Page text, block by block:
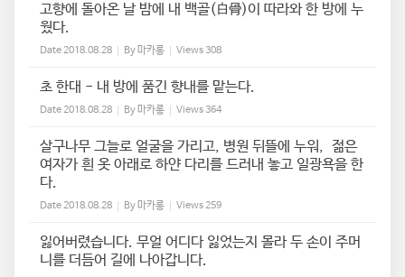
고향에 돌아온 날 밤에 내 백골(白骨)이 따라와 한 방에 누
웠다.
Date2018.08.28 By 마카롱 Views308
초 한대 - 내 방에 품긴 향내를 맡는다.
Date2018.08.28 By 마카롱 Views364
살구나무 그늘로 얼굴을 가리고, 병원 뒤뜰에 누워, 젊은
여자가 흰 옷 아래로 하얀 다리를 드러내 놓고 일광욕을 한
다.
Date2018.08.28 By 마카롱 Views259
잃어버렸습니다. 무얼 어디다 잃었는지 몰라 두 손이 주머
니를 더듬어 길에 나아갑니다.